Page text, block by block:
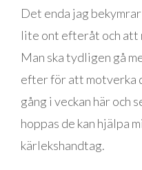
Det enda jag
lite ont efteråt och att
Man ska tydligen gå
efter för att motverka
gång i veckan här och
hoppas de kan hjälpa
kärlekshandtag.